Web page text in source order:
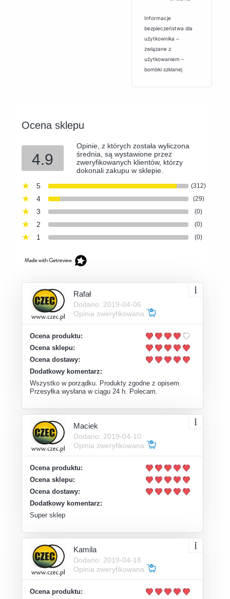
Informacje
bezpieczeństwa dla
użytkownika ‒
związane z
użytkowaniem –
bombki szklanej
Ocena sklepu
4.9
Opinie, z których została wyliczona
średnia, są wystawione przez
zweryfikowanych klientów, którzy
dokonali zakupu w sklepie.
5
(312)
4 (29)
3 (0)
2 (0)
1 (0)
Rafał
Dodano: 2019-04-06
Opinia zweryfikowana
Ocena produktu:
Ocena sklepu:
Ocena dostawy:
Dodatkowy komentarz:
Wszystko w porządku. Produkty zgodne z opisem.
Przesyłka wysłana w ciągu 24 h. Polecam.
Maciek
Dodano: 2019-04-10
Opinia zweryfikowana
Ocena produktu:
Ocena sklepu:
Ocena dostawy:
Dodatkowy komentarz:
Super sklep
Kamila
Dodano: 2019-04-18
Opinia zweryfikowana
Ocena produktu: